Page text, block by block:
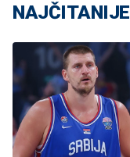
NAJČITANIJE